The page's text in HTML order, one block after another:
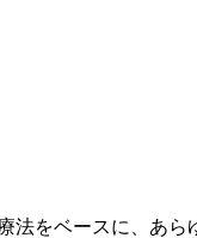
をベースに、あら